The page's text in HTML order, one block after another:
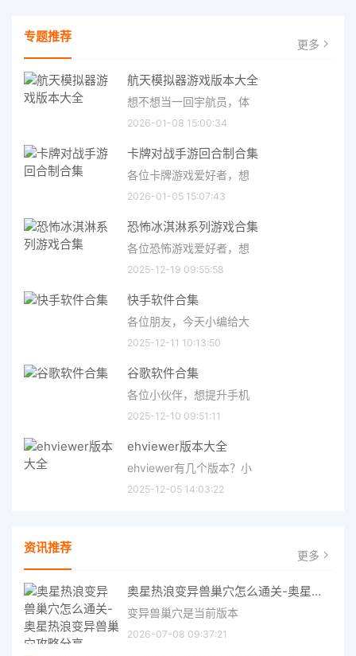
专题推荐 更多
航天模拟器游戏版本大全
想不想当一回宇航员，体
2026-01-08 15:00:34
卡牌对战手游回合制合集
各位卡牌游戏爱好者，想
2026-01-05 15:07:43
恐怖冰淇淋系列游戏合集
各位恐怖游戏爱好者，想
2025-12-19 09:55:58
快手软件合集
各位朋友，今天小编给大
2025-12-11 10:13:50
谷歌软件合集
各位小伙伴，想提升手机
2025-12-10 09:51:11
ehviewer版本大全
ehviewer有几个版本？小
2025-12-05 14:03:22
资讯推荐 更多
奥星热浪变异兽巢穴怎么通关-奥星热浪变异兽巢穴攻略分享
变异兽巢穴是当前版本
2026-07-08 09:37:21